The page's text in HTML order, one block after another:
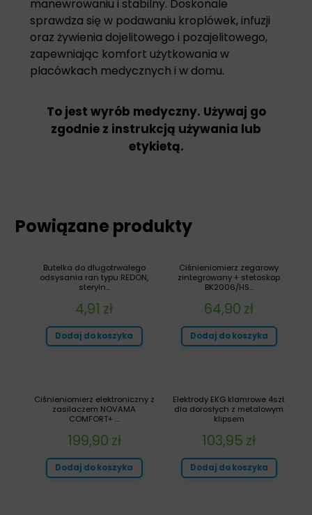
manewrowaniu i stabilny. Doskonale
sprawdza się w podawaniu kroplówek, infuzji
oraz żywienia dojelitowego i pozajelitowego,
zapewniając komfort użytkowania w
placówkach medycznych i w domu.
To jest wyrób medyczny. Używaj go
zgodnie z instrukcją używania lub
etykietą.
Powiązane produkty
Ciśnieniomierz zegarowy
zintegrowany + stetoskop
BK2006/HS...
64,90 zł
Dodaj do koszyka
Butelka do długotrwałego
odsysania ran typu REDON,
steryln...
4,91 zł
Dodaj do koszyka
Elektrody EKG klamrowe 4szt
dla dorosłych z metalowym
klipsem
103,95 zł
Dodaj do koszyka
Ciśnieniomierz elektroniczny z
zasilaczem NOVAMA
COMFORT+ ...
199,90 zł
Dodaj do koszyka